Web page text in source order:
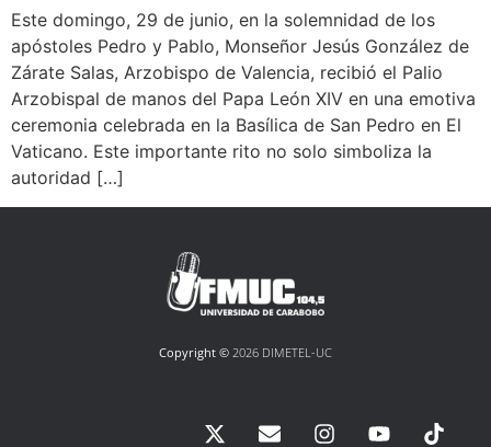
Este domingo, 29 de junio, en la solemnidad de los
apóstoles Pedro y Pablo, Monseñor Jesús González de
Zárate Salas, Arzobispo de Valencia, recibió el Palio
Arzobispal de manos del Papa León XIV en una emotiva
ceremonia celebrada en la Basílica de San Pedro en El
Vaticano. Este importante rito no solo simboliza la
autoridad […]
Copyright © 2026 DIMETEL-UC